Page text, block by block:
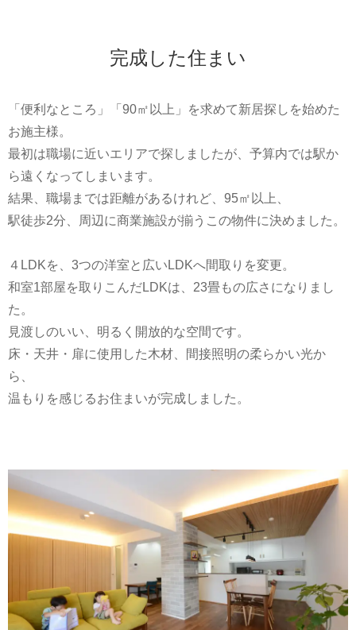
完成した住まい
「便利なところ」「90㎡以上」を求めて新居探しを始めた
お施主様。
最初は職場に近いエリアで探しましたが、予算内では駅か
ら遠くなってしまいます。
結果、職場までは距離があるけれど、95㎡以上、
駅徒歩2分、周辺に商業施設が揃うこの物件に決めました。
４LDKを、3つの洋室と広いLDKへ間取りを変更。
和室1部屋を取りこんだLDKは、23畳もの広さになりまし
た。
見渡しのいい、明るく開放的な空間です。
床・天井・扉に使用した木材、間接照明の柔らかい光か
ら、
温もりを感じるお住まいが完成しました。